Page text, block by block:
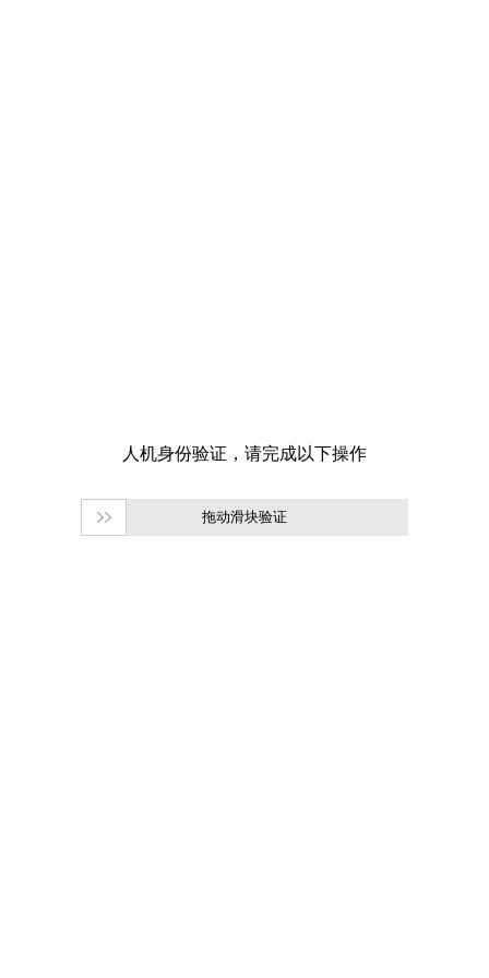
拖动滑块验证